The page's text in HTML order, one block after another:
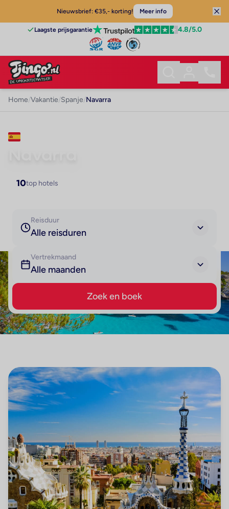
Nieuwsbrief: €35,- korting! Meer info
Laagste prijsgarantie 4.8/5.0
Home/Vakantie/Spanje/Navarra
10top hotels
Reisduur
Alle reisduren
Vertrekmaand
Alle maanden
Zoek en boek